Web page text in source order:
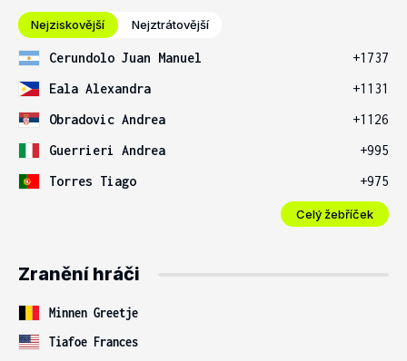
Nejziskovější Nejztrátovější
Cerundolo Juan Manuel
+1737
Eala Alexandra
+1131
Obradovic Andrea
+1126
Guerrieri Andrea
+995
Torres Tiago
+975
Celý žebříček
Zranění hráči
Minnen Greetje
Tiafoe Frances